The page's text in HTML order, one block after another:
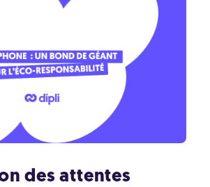
des attentes